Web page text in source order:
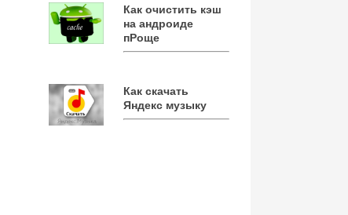
Как очистить кэш
на андроиде
пРоще
Как скачать
Яндекс музыку